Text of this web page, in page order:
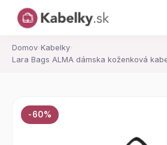
Domov› Kabelky›
Lara Bags ALMA dámska koženková
-60%